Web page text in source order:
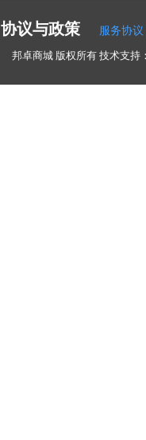
协议与政策 服务协议
邦卓商城 版权所有 技术支持